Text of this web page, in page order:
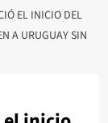
EL INICIO DEL
A URUGUAY SIN